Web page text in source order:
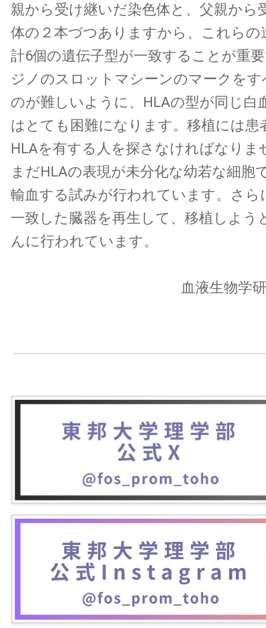
親から受け継いだ染色体と、父親から
体の２本づつありますから、これらの
計6個の遺伝子型が一致することが重
ジノのスロットマシーンのマークを
のが難しいように、HLAの型が同じ白
はとても困難になります。移植には患
HLAを有する人を探さなければなりま
まだHLAの表現が未分化な幼若な細胞
輸血する試みが行われています。さら
一致した臓器を再生して、移植しよう
んに行われています。
血液生物学